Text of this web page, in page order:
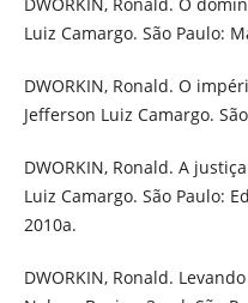
Luiz Camargo. São Paulo:
DWORKIN, Ronald. O
Jefferson Luiz Camargo.
DWORKIN, Ronald. A
Luiz Camargo. São Paulo:
2010a.
DWORKIN, Ronald.